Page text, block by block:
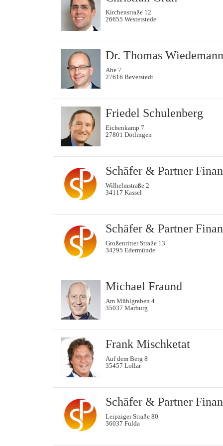
Kirchenstraße 12
26655 Westerstede
Dr. Thomas Wiedemann
Ahe 7
27616 Beverstedt
Friedel Schulenberg
Eichenkamp 7
27801 Dötlingen
Schäfer & Partner
Wilhelmstraße 2
34117 Kassel
Schäfer & Partner
Großenritter Straße 13
34295 Edermünde
Michael Fraund
Am Mühlgraben 4
35037 Marburg
Frank Mischketat
Auf dem Berg 8
35457 Lollar
Schäfer & Partner
Leipziger Straße 80
36037 Fulda